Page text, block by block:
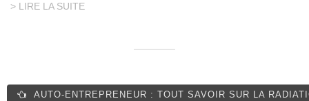
> LIRE LA SUITE
AUTO-ENTREPRENEUR : TOUT SAVOIR SUR LA